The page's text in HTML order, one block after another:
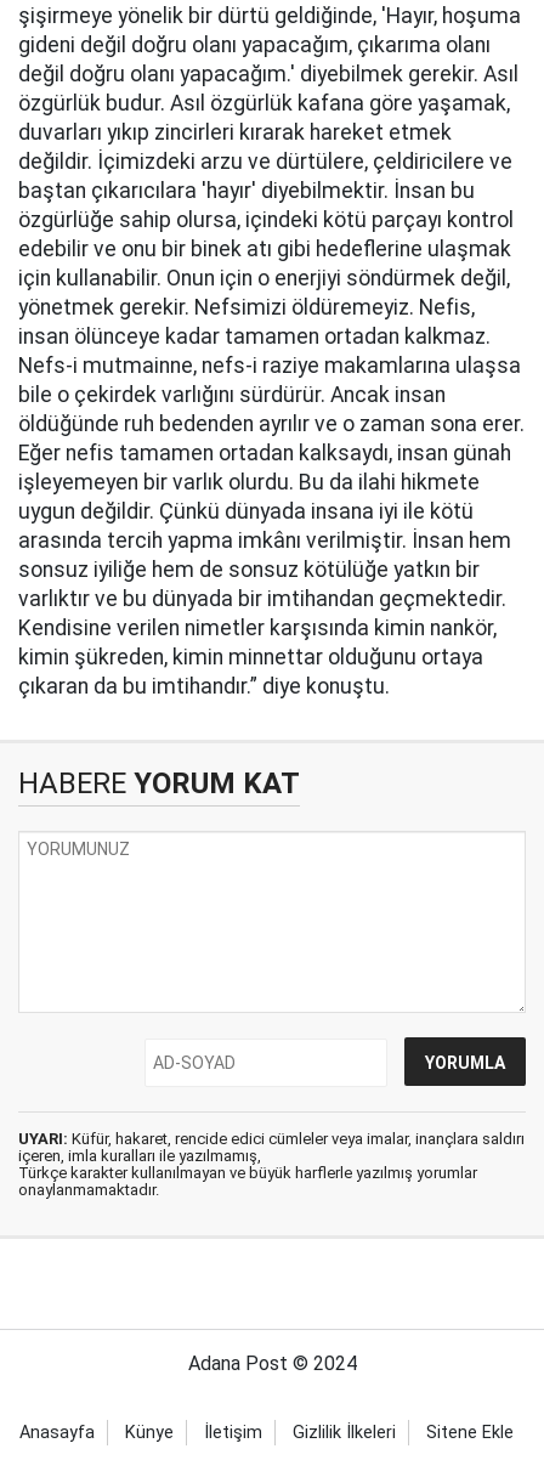
şişirmeye yönelik bir dürtü geldiğinde, 'Hayır, hoşuma
gideni değil doğru olanı yapacağım, çıkarıma olanı
değil doğru olanı yapacağım.' diyebilmek gerekir. Asıl
özgürlük budur. Asıl özgürlük kafana göre yaşamak,
duvarları yıkıp zincirleri kırarak hareket etmek
değildir. İçimizdeki arzu ve dürtülere, çeldiricilere ve
baştan çıkarıcılara 'hayır' diyebilmektir. İnsan bu
özgürlüğe sahip olursa, içindeki kötü parçayı kontrol
edebilir ve onu bir binek atı gibi hedeflerine ulaşmak
için kullanabilir. Onun için o enerjiyi söndürmek değil,
yönetmek gerekir. Nefsimizi öldüremeyiz. Nefis,
insan ölünceye kadar tamamen ortadan kalkmaz.
Nefs-i mutmainne, nefs-i raziye makamlarına ulaşsa
bile o çekirdek varlığını sürdürür. Ancak insan
öldüğünde ruh bedenden ayrılır ve o zaman sona erer.
Eğer nefis tamamen ortadan kalksaydı, insan günah
işleyemeyen bir varlık olurdu. Bu da ilahi hikmete
uygun değildir. Çünkü dünyada insana iyi ile kötü
arasında tercih yapma imkânı verilmiştir. İnsan hem
sonsuz iyiliğe hem de sonsuz kötülüğe yatkın bir
varlıktır ve bu dünyada bir imtihandan geçmektedir.
Kendisine verilen nimetler karşısında kimin nankör,
kimin şükreden, kimin minnettar olduğunu ortaya
çıkaran da bu imtihandır.” diye konuştu.
HABERE YORUM KAT
UYARI: Küfür, hakaret, rencide edici cümleler veya imalar, inançlara saldırı
içeren, imla kuralları ile yazılmamış,
Türkçe karakter kullanılmayan ve büyük harflerle yazılmış yorumlar
onaylanmamaktadır.
Adana Post © 2024
Anasayfa Künye İletişim Gizlilik İlkeleri Sitene Ekle